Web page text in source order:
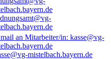
mistelbach.bayern.de